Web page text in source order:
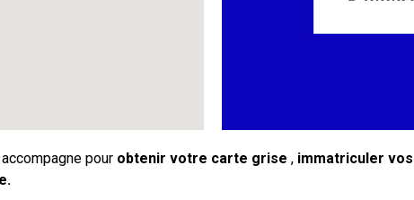
pour obtenir votre carte grise , immatriculer